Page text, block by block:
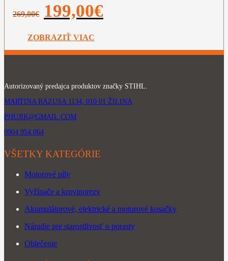
269,00€
Pôvodná
cena
269,00€.
199,00€
ZOBRAZIŤ VIAC
Autorizovaný predajca produktov značky STIHL.
MARTINA RÁZUSA 1134, 010 01 ŽILINA
PHUJIK@GMAIL.COM
0904 954 064
VŠETKY KATEGÓRIE
Motorové píly
Vyžínače a krovinorezy
Akumulátorové, elektrické a motorové kosačky
Náradie pre starostlivosť o porasty
Oblečenie